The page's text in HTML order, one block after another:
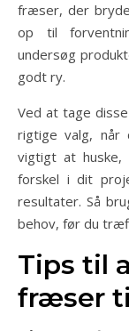
fræser, der
op til
undersøg
godt ry.
Ved at tage
rigtige valg,
vigtigt at
forskel i dit
resultater. Så
behov, før du
Tips til
fræser